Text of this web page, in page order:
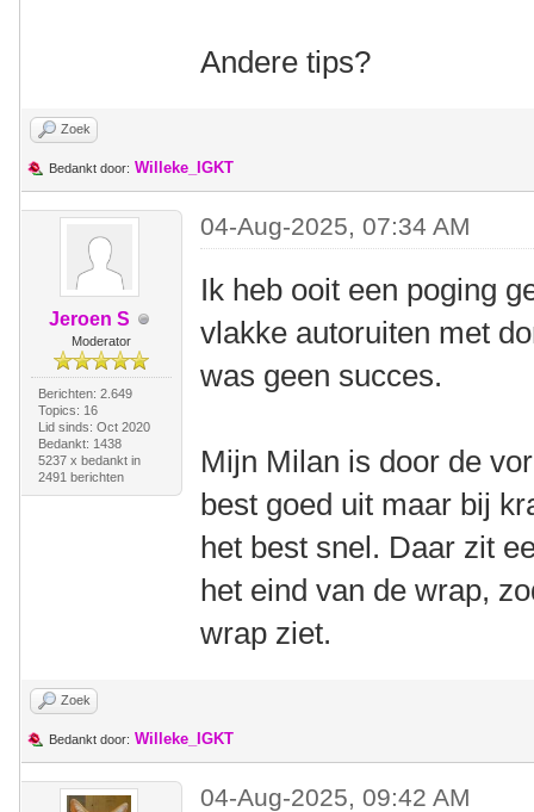
Andere tips?
Zoek
Bedankt door: Willeke_IGKT
Jeroen S
Moderator
Berichten: 2.649
Topics: 16
Lid sinds: Oct 2020
Bedankt: 1438
5237 x bedankt in
2491 berichten
04-Aug-2025, 07:34 AM
Ik heb ooit een poging
vlakke autoruiten met
was geen succes.
Mijn Milan is door de
best goed uit maar bij
het best snel. Daar zit
het eind van de wrap,
wrap ziet.
Zoek
Bedankt door: Willeke_IGKT
04-Aug-2025, 09:42 AM